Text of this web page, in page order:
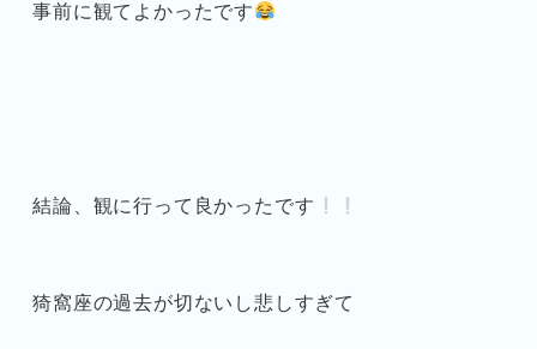
事前に観てよかったです
結論、観に行って良かったです
猗窩座の過去が切ないし悲しすぎて